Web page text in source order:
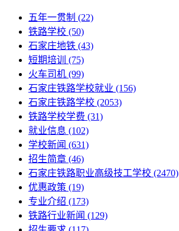
五年一贯制 (22)
铁路学校 (50)
石家庄地铁 (43)
短期培训
(75)
火车司机 (99)
石家庄铁路学校就业 (156)
石家庄铁路学校 (2053)
铁路学校学费 (31)
就业信息 (102)
学校新闻 (631)
招生简章 (46)
石家庄铁路职业高级技工学校 (2470)
优惠政策 (19)
专业介绍 (173)
铁路行业新闻 (129)